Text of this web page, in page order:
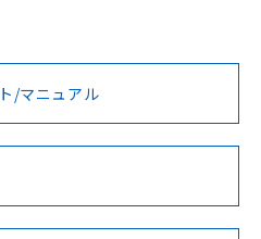
ただく前に、以下を必ずお読
認
ー
BV型式承認
（フランス
KR型式
（韓国
No No
/マニュアル